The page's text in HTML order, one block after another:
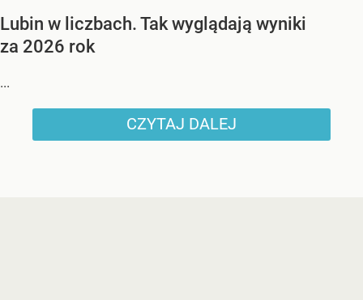
Lubin w liczbach. Tak wyglądają wyniki
za 2026 rok
...
CZYTAJ DALEJ